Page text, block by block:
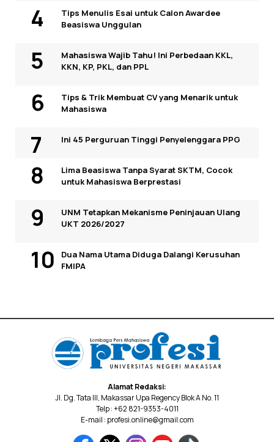
Tips Menulis Esai untuk Calon Awardee
Beasiswa Unggulan
Mahasiswa Wajib Tahu! Ini Perbedaan KKL,
KKN, KP, PKL, dan PPL
Tips & Trik Membuat CV yang Menarik untuk
Mahasiswa
Ini 45 Perguruan Tinggi Penyelenggara PPG
Lima Beasiswa Tanpa Syarat SKTM, Cocok
untuk Mahasiswa Berprestasi
UNM Tetapkan Mekanisme Peninjauan Ulang
UKT 2026/2027
Dua Nama Utama Diduga Dalangi Kerusuhan
FMIPA
Alamat Redaksi:
Jl. Dg. Tata III, Makassar Upa Regency Blok A No. 11
Telp : +62 821-9353-4011
E-mail : profesi.online@gmail.com